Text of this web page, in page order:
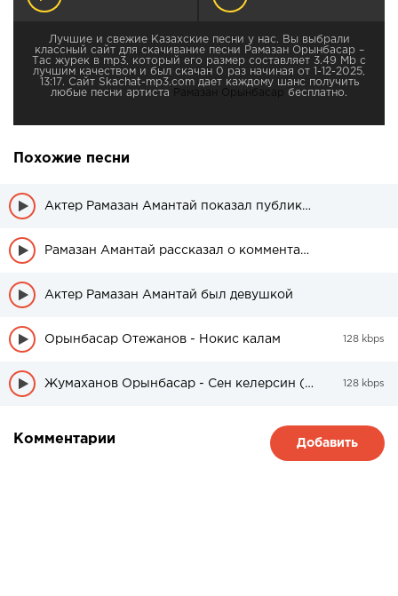
Лучшие и свежие Казахские песни у нас. Вы выбрали
классный сайт для скачивание песни Рамазан Орынбасар –
Тас журек в mp3, который его размер составляет 3.49 Mb с
лучшим качеством и был скачан 0 раз начиная от 1-12-2025,
13:17. Сайт Skachat-mp3.com дает каждому шанс получить
любые песни артиста
Рамазан Орынбасар бесплатно.
Похожие песни
Актер Рамазан Амантай показал публике свою красавицу-жену
Рамазан Амантай рассказал о комментариях отрицательных в адрес своей жены
Актер Рамазан Амантай был девушкой
Орынбасар Отежанов - Нокис калам 128 kbps
Жумаханов Орынбасар - Сен келерсин (cover) 128 kbps
Комментарии Добавить